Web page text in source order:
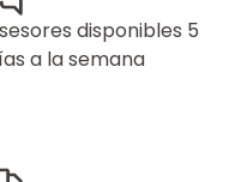
disponibles 5
a la semana